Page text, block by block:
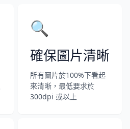
🔍
確保圖片清晰
所有圖片於100%下看起
來清晰，最低要求於
300dpi 或以上